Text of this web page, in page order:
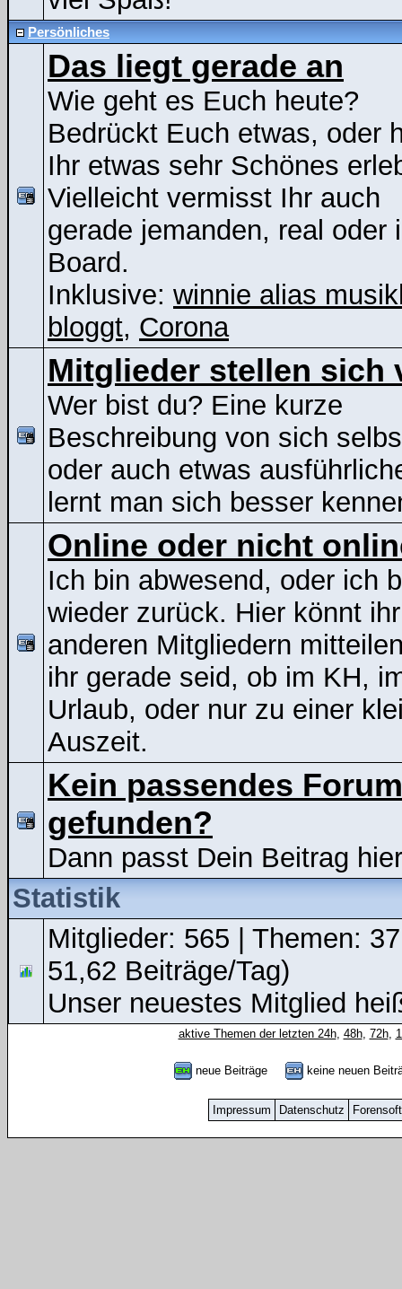
Persönliches
Das liegt gerade an
Wie geht es Euch heute?
Bedrückt Euch etwas, oder
Ihr etwas sehr Schönes
Vielleicht vermisst Ihr auch
gerade jemanden, real oder
Board.
Inklusive: winnie alias
bloggt, Corona
Mitglieder stellen sich
Wer bist du? Eine kurze
Beschreibung von sich
oder auch etwas
lernt man sich besser
Online oder nicht
Ich bin abwesend, oder ich
wieder zurück. Hier könnt
anderen Mitgliedern
ihr gerade seid, ob im KH,
Urlaub, oder nur zu einer
Auszeit.
Kein passendes Forum
gefunden?
Dann passt Dein Beitrag
Statistik
Mitglieder: 565 | Themen:
51,62 Beiträge/Tag)
Unser neuestes Mitglied
aktive Themen der letzten 24h, 48h, 72h,
neue Beiträge keine neuen
Impressum Datenschutz